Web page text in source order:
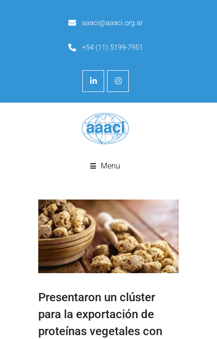
aaaci@aaaci.org.ar
+54 (11) 5199-7951
Menu
Presentaron un clúster
para la exportación de
proteínas vegetales con